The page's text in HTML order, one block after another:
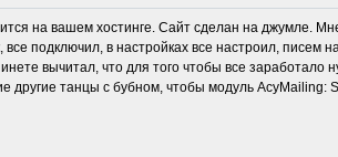
на вашем хостинге. Сайт сделан на джумле.
подключил, в настройках все настроил, писем
вычитал, что для того чтобы все
другие танцы с бубном, чтобы модуль